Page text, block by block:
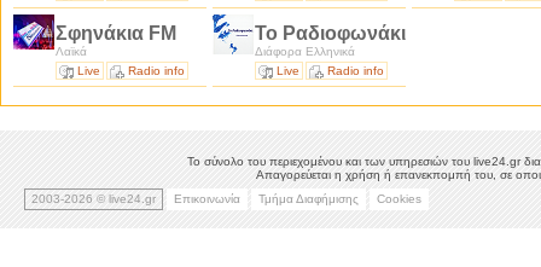
Σφηνάκια FM
Λαϊκά
Live
Radio info
Το Ραδιοφωνάκι
Διάφορα Ελληνικά
Live
Radio info
Το σύνολο του περιεχομένου και των υπηρεσιών του live24.gr
Απαγορεύεται η χρήση ή επανεκπομπή του, σε
2003-2026 © live24.gr
Επικοινωνία Τμήμα Διαφήμισης Cookies